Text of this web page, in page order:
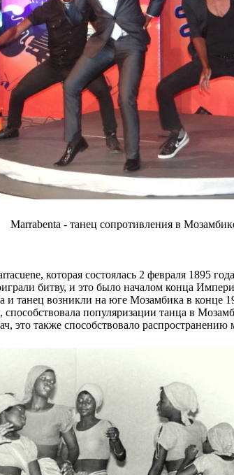
Marrabenta - танец сопротивления в
которая состоялась 2 февраля 1895
битву, и это было началом конца
танец возникли на юге Мозамбика в конце
популяризации танца в
это также способствовало распространению